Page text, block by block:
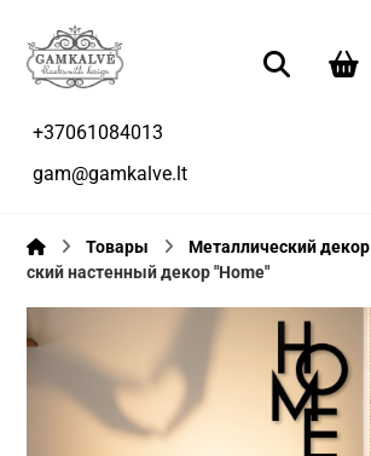
+37061084013
gam@gamkalve.lt
Товары Металлический декор
ский настенный декор "Home"